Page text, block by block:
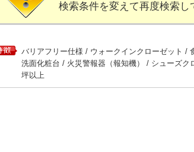
検索条件を変えて再度検索し
バリアフリー仕様 / ウォークインクローゼット /
洗面化粧台 / 火災警報器（報知機） / シューズ
坪以上